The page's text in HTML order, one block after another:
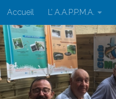
Skip to content
Accueil L’ A.A.P.P.M.A.